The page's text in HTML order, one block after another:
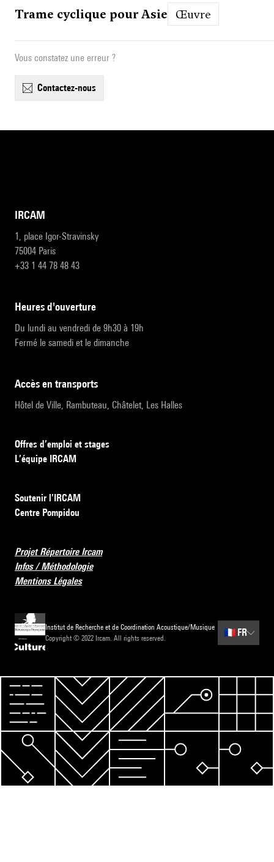
Trame cyclique pour Asie Œuvre
Vous constatez une erreur ?
contactez-nous
IRCAM
1, place Igor-Stravinsky
75004 Paris
+33 1 44 78 48 43
heures d'ouverture
Du lundi au vendredi de 9h30 à 19h
Fermé le samedi et le dimanche
accès en transports
Hôtel de Ville, Rambuteau, Châtelet, Les Halles
Offres d’emploi et stages
L’équipe IRCAM
Soutenir l’IRCAM
Centre Pompidou
Projet Répertoire Ircam
Infos / Méthodologie
Mentions Légales
Institut de Recherche et de Coordination Acoustique/Musique
Copyright © 2022 Ircam. All rights reserved.
🇫🇷 FR